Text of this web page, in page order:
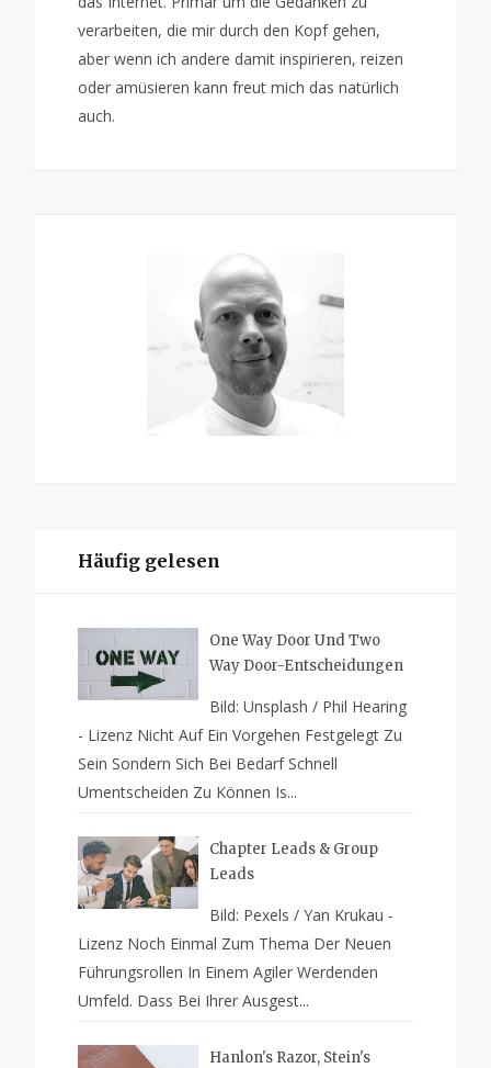
verarbeiten, die mir durch den Kopf gehen,
aber wenn ich andere damit inspirieren, reizen
oder amüsieren kann freut mich das natürlich
auch.
Häufig gelesen
One Way Door Und Two
Way Door-Entscheidungen
Bild: Unsplash / Phil Hearing
- Lizenz Nicht Auf Ein Vorgehen Festgelegt Zu
Sein Sondern Sich Bei Bedarf Schnell
Umentscheiden Zu Können Is...
Chapter Leads & Group
Leads
Bild: Pexels / Yan Krukau -
Lizenz Noch Einmal Zum Thema Der Neuen
Führungsrollen In Einem Agiler Werdenden
Umfeld. Dass Bei Ihrer Ausgest...
Hanlon's Razor, Stein's